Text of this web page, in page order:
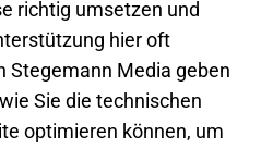
richtig umsetzen und
hier oft
Stegemann Media geben
Sie die technischen
optimieren können, um